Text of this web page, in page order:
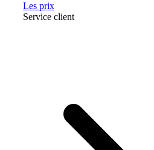
Les prix
Service client